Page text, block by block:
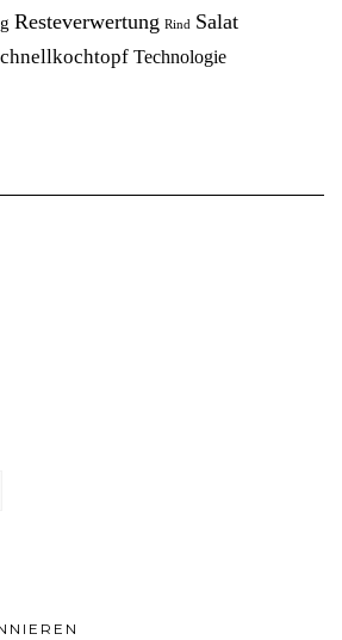
Resteverwertung Rind Salat
Technologie